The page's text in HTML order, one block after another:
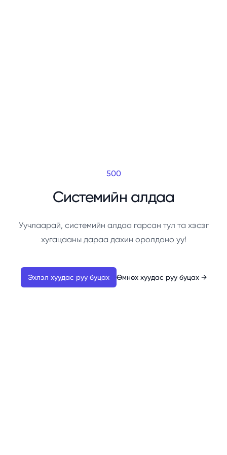
500
Системийн алдаа
Уучлаарай, системийн алдаа гарсан тул та хэсэг
хугацааны дараа дахин оролдоно уу!
Эхлэл хуудас руу буцах Өмнөх хуудас руу буцах →